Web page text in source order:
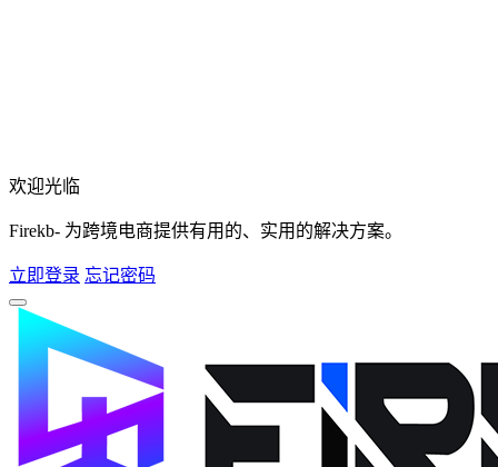
欢迎光临
Firekb- 为跨境电商提供有用的、实用的解决方案。
立即登录 忘记密码